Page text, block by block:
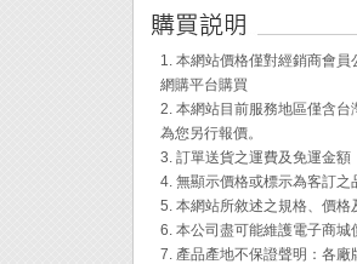
1. 本網站價格僅對經銷商會
網購平台購買
2. 本網站目前服務地區僅含
為您另行報價。
3. 訂單送貨之運費及免運金
4. 無顯示價格或標示為客訂
5. 本網站所敘述之規格、價
6. 本公司盡可能維護電子商
7. 產品產地不保證聲明：各